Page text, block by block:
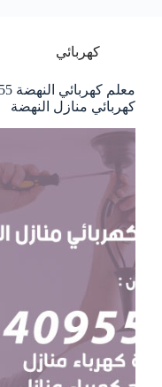
كهربائي
كهربائي منازل النهضة